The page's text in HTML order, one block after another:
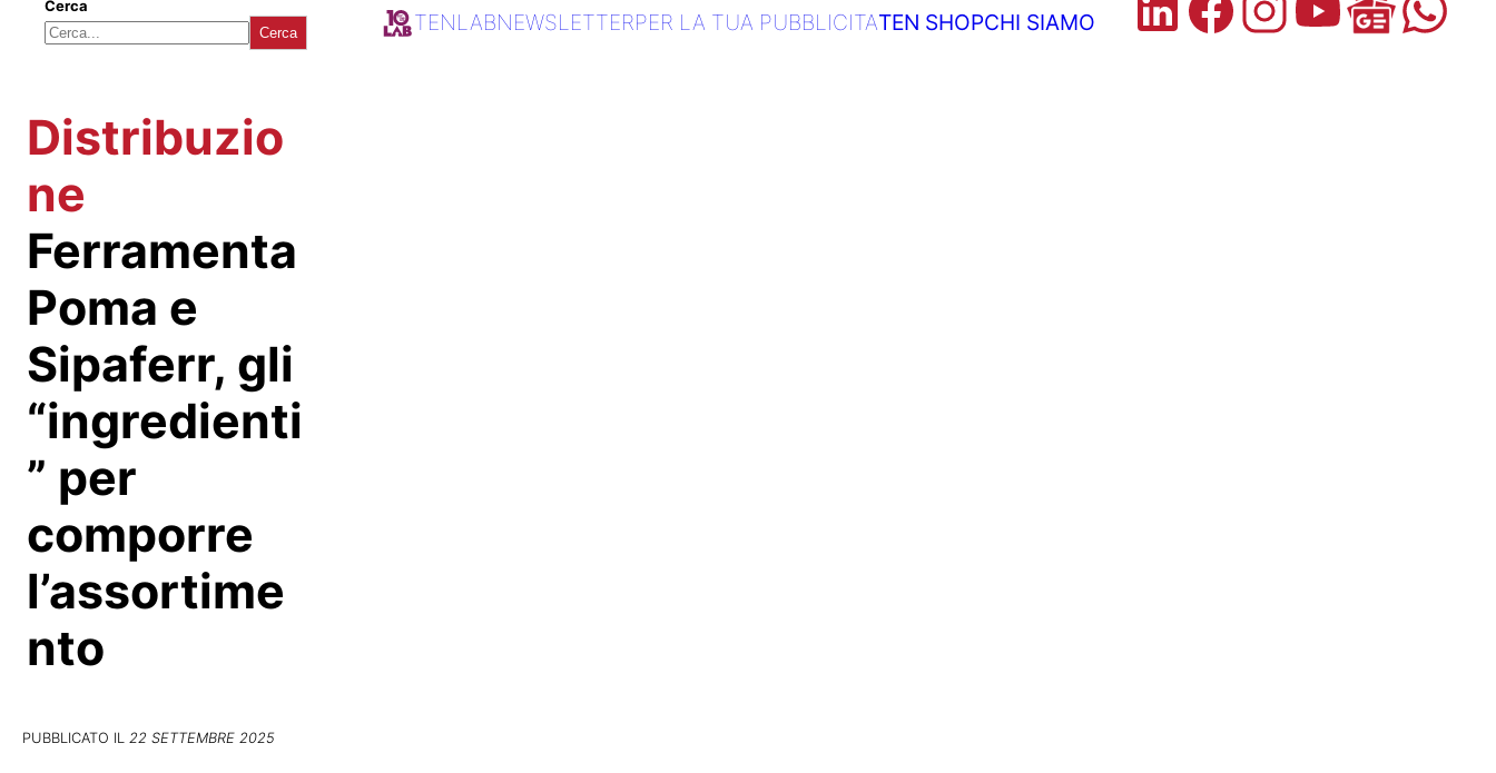
Cerca
Cerca TENLABNEWSLETTERPER LA TUA PUBBLICITATEN SHOPCHI SIAMO
Distribuzio
ne
Ferramenta
Poma e
Sipaferr, gli
“ingredienti
” per
comporre
l’assortime
nto
PUBBLICATO IL 22 SETTEMBRE 2025